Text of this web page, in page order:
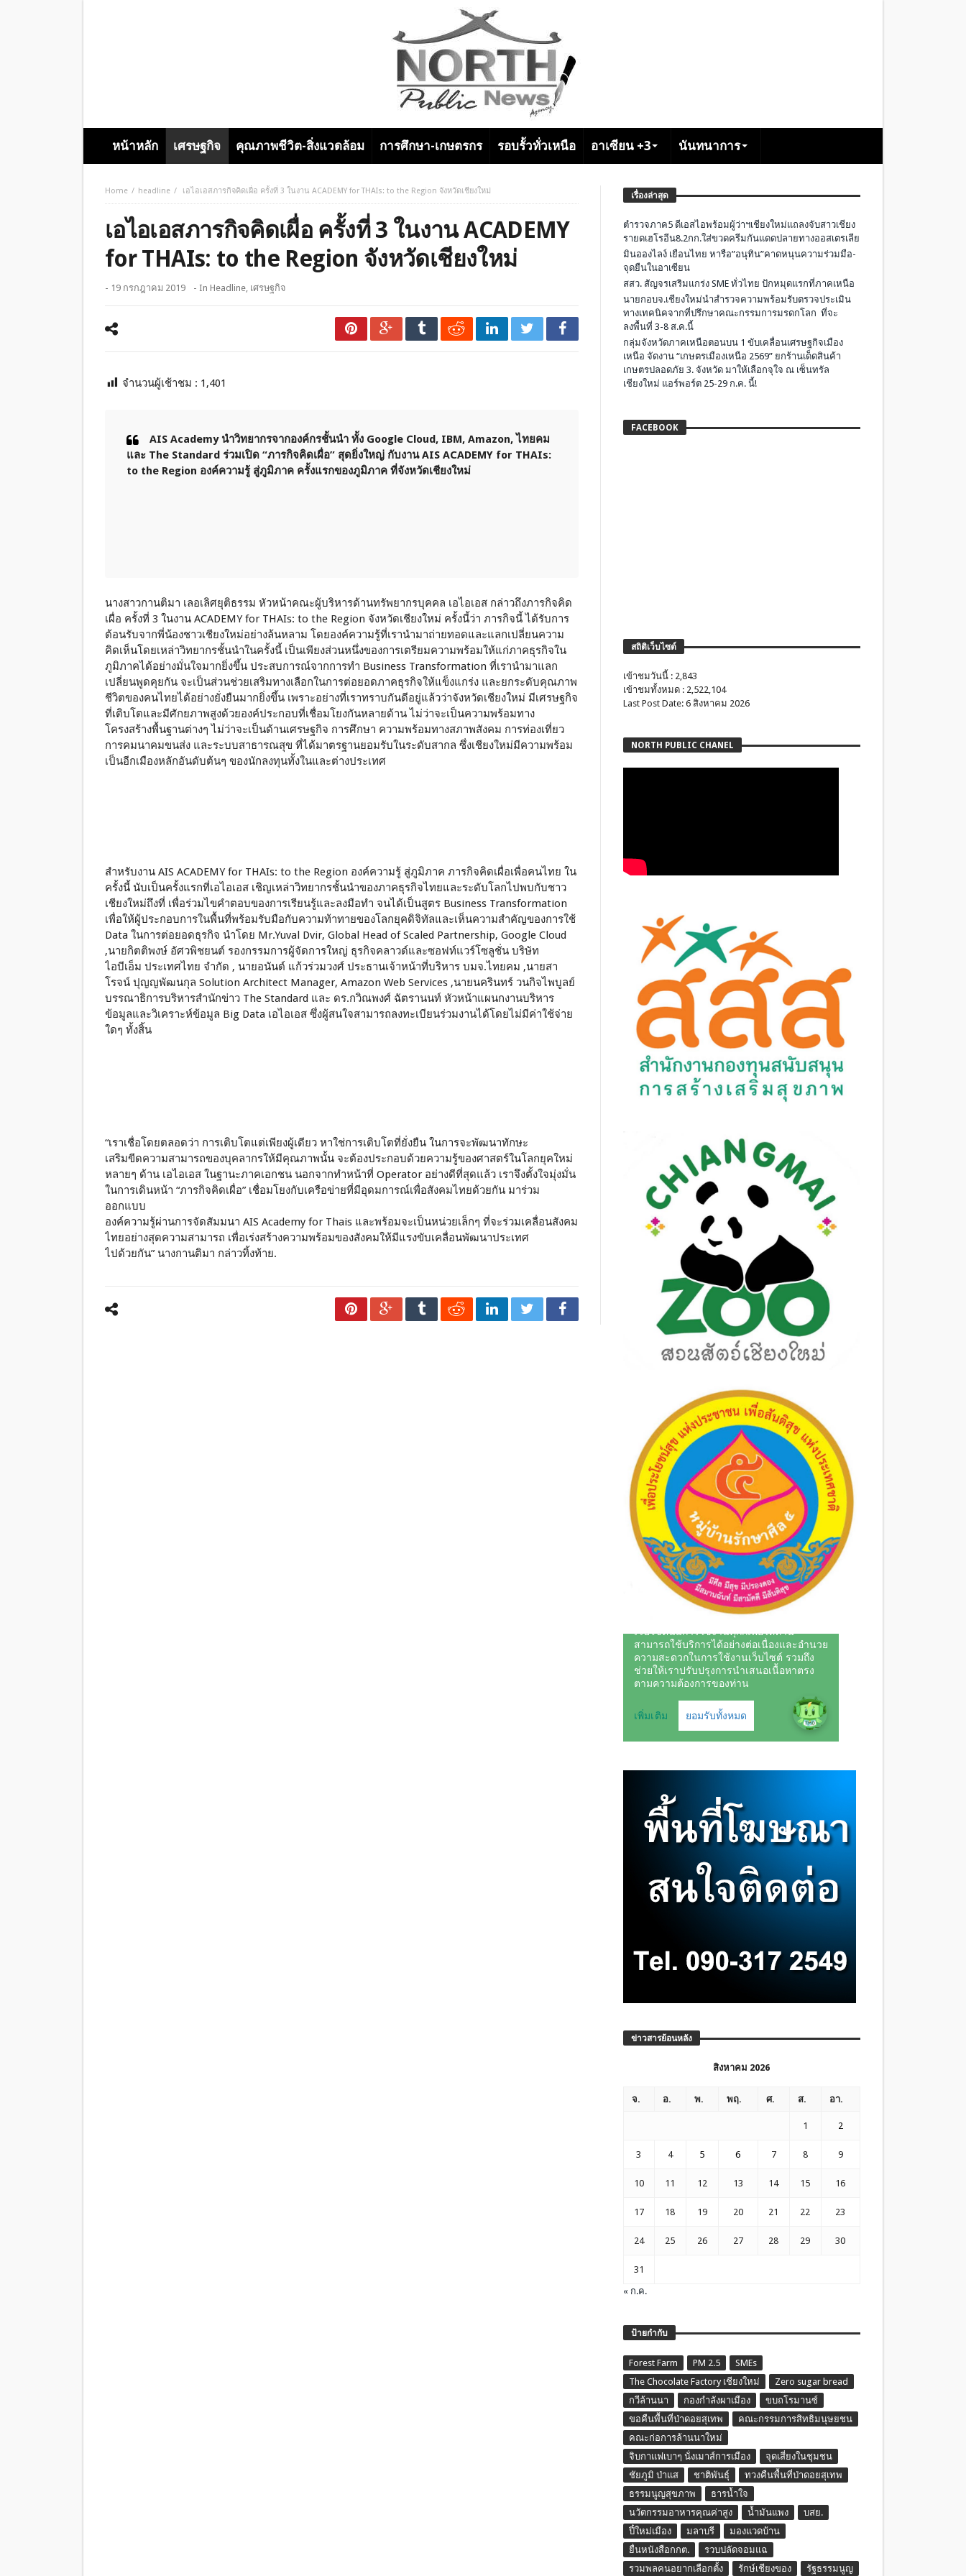
หน้าหลัก เศรษฐกิจ คุณภาพชีวิต-สิ่งแวดล้อม การศึกษา-เกษตรกร รอบรั้วทั่วเหนือ อาเซียน +3 นันทนาการ
Home headline เอไอเอสภารกิจคิดเผื่อ ครั้งที่ 3 ในงาน ACADEMY for THAIs: to the Region จังหวัดเชียงใหม่
เอไอเอสภารกิจคิดเผื่อ ครั้งที่ 3 ในงาน ACADEMY
for THAIs: to the Region จังหวัดเชียงใหม่
- 19 กรกฎาคม 2019 - In Headline, เศรษฐกิจ
จำนวนผู้เช้าชม : 1,401
AIS Academy นำวิทยากรจากองค์กรชั้นนำ ทั้ง Google Cloud, IBM, Amazon, ไทยคม
และ The Standard ร่วมเปิด “ภารกิจคิดเผื่อ” สุดยิ่งใหญ่ กับงาน AIS ACADEMY for THAIs:
to the Region องค์ความรู้ สู่ภูมิภาค ครั้งแรกของภูมิภาค ที่จังหวัดเชียงใหม่
นางสาวกานติมา เลอเลิศยุติธรรม หัวหน้าคณะผู้บริหารด้านทรัพยากรบุคคล เอไอเอส กล่าวถึงภารกิจคิด
เผื่อ ครั้งที่ 3 ในงาน ACADEMY for THAIs: to the Region จังหวัดเชียงใหม่ ครั้งนี้ว่า ภารกิจนี้ ได้รับการ
ต้อนรับจากพี่น้องชาวเชียงใหม่อย่างล้นหลาม โดยองค์ความรู้ที่เรานำมาถ่ายทอดและแลกเปลี่ยนความ
คิดเห็นโดยเหล่าวิทยากรชั้นนำในครั้งนี้ เป็นเพียงส่วนหนึ่งของการเตรียมความพร้อมให้แก่ภาคธุรกิจใน
ภูมิภาคได้อย่างมั่นใจมากยิ่งขึ้น ประสบการณ์จากการทำ Business Transformation ที่เรานำมาแลก
เปลี่ยนพูดคุยกัน จะเป็นส่วนช่วยเสริมทางเลือกในการต่อยอดภาคธุรกิจให้แข็งแกร่ง และยกระดับคุณภาพ
ชีวิตของคนไทยได้อย่างยั่งยืนมากยิ่งขึ้น เพราะอย่างที่เราทราบกันดีอยู่แล้วว่าจังหวัดเชียงใหม่ มีเศรษฐกิจ
ที่เติบโตและมีศักยภาพสูงด้วยองค์ประกอบที่เชื่อมโยงกันหลายด้าน ไม่ว่าจะเป็นความพร้อมทาง
โครงสร้างพื้นฐานต่างๆ ไม่ว่าจะเป็นด้านเศรษฐกิจ การศึกษา ความพร้อมทางสภาพสังคม การท่องเที่ยว
การคมนาคมขนส่ง และระบบสาธารณสุข ที่ได้มาตรฐานยอมรับในระดับสากล ซึ่งเชียงใหม่มีความพร้อม
เป็นอีกเมืองหลักอันดับต้นๆ ของนักลงทุนทั้งในและต่างประเทศ
สำหรับงาน AIS ACADEMY for THAIs: to the Region องค์ความรู้ สู่ภูมิภาค ภารกิจคิดเผื่อเพื่อคนไทย ใน
ครั้งนี้ นับเป็นครั้งแรกที่เอไอเอส เชิญเหล่าวิทยากรชั้นนำของภาคธุรกิจไทยและระดับโลกไปพบกับชาว
เชียงใหม่ถึงที่ เพื่อร่วมไขคำตอบของการเรียนรู้และลงมือทำ จนได้เป็นสูตร Business Transformation
เพื่อให้ผู้ประกอบการในพื้นที่พร้อมรับมือกับความท้าทายของโลกยุคดิจิทัลและเห็นความสำคัญของการใช้
Data ในการต่อยอดธุรกิจ นำโดย Mr.Yuval Dvir, Global Head of Scaled Partnership, Google Cloud
,นายกิตติพงษ์ อัศวพิชยนต์ รองกรรมการผู้จัดการใหญ่ ธุรกิจคลาวด์และซอฟท์แวร์โซลูชั่น บริษัท
ไอบีเอ็ม ประเทศไทย จำกัด , นายอนันต์ แก้วร่วมวงศ์ ประธานเจ้าหน้าที่บริหาร บมจ.ไทยคม ,นายสา
โรจน์ ปุญญพัฒนกุล Solution Architect Manager, Amazon Web Services ,นายนครินทร์ วนกิจไพบูลย์
บรรณาธิการบริหารสำนักข่าว The Standard และ ดร.กวิณพงศ์ ฉัตรานนท์ หัวหน้าแผนกงานบริหาร
ข้อมูลและวิเคราะห์ข้อมูล Big Data เอไอเอส ซึ่งผู้สนใจสามารถลงทะเบียนร่วมงานได้โดยไม่มีค่าใช้จ่าย
ใดๆ ทั้งสิ้น
“เราเชื่อโดยตลอดว่า การเติบโตแต่เพียงผู้เดียว หาใช่การเติบโตที่ยั่งยืน ในการจะพัฒนาทักษะ
เสริมขีดความสามารถของบุคลากรให้มีคุณภาพนั้น จะต้องประกอบด้วยความรู้ของศาสตร์ในโลกยุคใหม่
หลายๆ ด้าน เอไอเอส ในฐานะภาคเอกชน นอกจากทำหน้าที่ Operator อย่างดีที่สุดแล้ว เราจึงตั้งใจมุ่งมั่น
ในการเดินหน้า “ภารกิจคิดเผื่อ” เชื่อมโยงกับเครือข่ายที่มีอุดมการณ์เพื่อสังคมไทยด้วยกัน มาร่วม
ออกแบบ
องค์ความรู้ผ่านการจัดสัมมนา AIS Academy for Thais และพร้อมจะเป็นหน่วยเล็กๆ ที่จะร่วมเคลื่อนสังคม
ไทยอย่างสุดความสามารถ เพื่อเร่งสร้างความพร้อมของสังคมให้มีแรงขับเคลื่อนพัฒนาประเทศ
ไปด้วยกัน” นางกานติมา กล่าวทิ้งท้าย.
เรื่องล่าสุด
ตำรวจภาค5 ดีเอสไอพร้อมผู้ว่าฯเชียงใหม่แถลงจับสาวเชียง
รายดเฮโรอีน8.2กก.ใส่ขวดครีมกันแดดปลายทางออสเตรเลีย
มินอองไลง์ เยือนไทย หารือ”อนุทิน”คาดหนุนความร่วมมือ-
จุดยืนในอาเซียน
สสว. สัญจรเสริมแกร่ง SME ทั่วไทย ปักหมุดแรกที่ภาคเหนือ
นายกอบจ.เชียงใหม่นำสำรวจความพร้อมรับตรวจประเมิน
ทางเทคนิคจากที่ปรึกษาคณะกรรมการมรดกโลก ที่จะ
ลงพื้นที่ 3-8 ส.ค.นี้
กลุ่มจังหวัดภาคเหนือตอนบน 1 ขับเคลื่อนเศรษฐกิจเมือง
เหนือ จัดงาน “เกษตรเมืองเหนือ 2569” ยกร้านเด็ดสินค้า
เกษตรปลอดภัย 3. จังหวัด มาให้เลือกจุใจ ณ เซ็นทรัล
เชียงใหม่ แอร์พอร์ต 25-29 ก.ค. นี้!
FACEBOOK
สถิติเว็บไซต์
เข้าชมวันนี้ : 2,843
เข้าชมทั้งหมด : 2,522,104
Last Post Date: 6 สิงหาคม 2026
NORTH PUBLIC CHANEL
ข่าวสารย้อนหลัง
สิงหาคม 2026
จ. อ. พ. พฤ. ศ. ส. อา.
1 2
3 4 5 6 7 8 9
10 11 12 13 14 15 16
17 18 19 20 21 22 23
24 25 26 27 28 29 30
31
« ก.ค.
ป้ายกำกับ
Forest Farm PM 2.5
SMEs
The Chocolate Factory เชียงใหม่
Zero sugar bread
กวีล้านนา
กองกำลังผาเมือง
ขบถโรมานซ์
ขอคืนพื้นที่ป่าดอยสุเทพ
คณะกรรมการสิทธิมนุษยชน
คณะก่อการล้านนาใหม่
จิบกาแฟเบาๆ นั่งเมาส์การเมือง
จุดเสี่ยงในชุมชน
ชัยภูมิ ป่าแส
ชาติพันธุ์
ทวงคืนพื้นที่ป่าดอยสุเทพ
ธรรมนูญสุขภาพ
ธารน้ำใจ
นวัตกรรมอาหารคุณค่าสูง
น้ำมันแพง
บสย.
ปี๋ใหม่เมือง
มลาบรี
มองแวดบ้าน
ยื่นหนังสือกกต.
รวบปลัดจอมแฉ
รวมพลคนอยากเลือกตั้ง
รักษ์เชียงของ รัฐธรรมนูญ